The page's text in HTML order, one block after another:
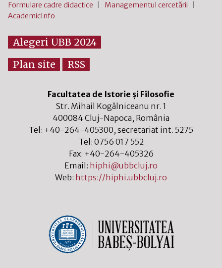
Formulare cadre didactice
Managementul cercetării
AcademicInfo
Alegeri UBB 2024
Plan site
RSS
Facultatea de Istorie și Filosofie
Str. Mihail Kogălniceanu nr. 1
400084 Cluj-Napoca, România
Tel: +40-264-405300, secretariat int. 5275
Tel: 0756 017 552
Fax: +40-264-405326
Email: hiphi@ubbcluj.ro
Web: https://hiphi.ubbcluj.ro